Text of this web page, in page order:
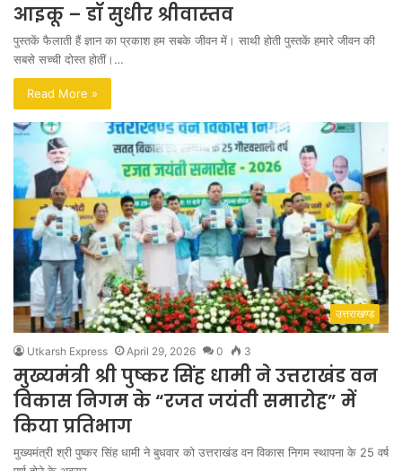
आइकू – डॉ सुधीर श्रीवास्तव
पुस्तकें फैलाती हैं ज्ञान का प्रकाश हम सबके जीवन में। साथी होती पुस्तकें हमारे जीवन की
सबसे सच्ची दोस्त होतीं।…
Read More »
उत्तराखण्ड
Utkarsh Express April 29, 2026 0 3
मुख्यमंत्री श्री पुष्कर सिंह धामी ने उत्तराखंड वन
विकास निगम के “रजत जयंती समारोह” में
किया प्रतिभाग
मुख्यमंत्री श्री पुष्कर सिंह धामी ने बुधवार को उत्तराखंड वन विकास निगम स्थापना के 25 वर्ष